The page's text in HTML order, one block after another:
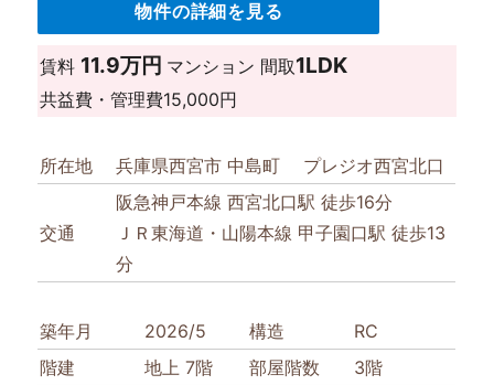
物件の詳細を見る
賃料 11.9万円 マンション 間取1LDK
共益費・管理費15,000円
所在地 兵庫県西宮市 中島町 プレジオ西宮北口
交通
阪急神戸本線 西宮北口駅 徒歩16分
ＪＲ東海道・山陽本線 甲子園口駅 徒歩13
分
築年月 2026/5 構造
RC
階建
地上 7階 部屋階数 3階